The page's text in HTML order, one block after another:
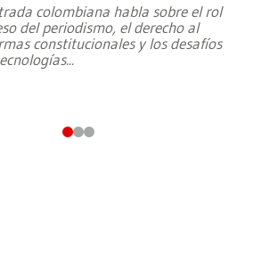
colombiana habla sobre el rol
del periodismo, el derecho al
constitucionales y los desafíos
...